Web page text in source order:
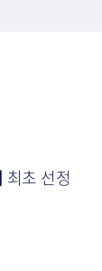
최초 선정